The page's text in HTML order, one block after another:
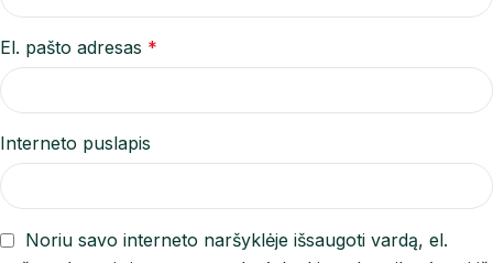
El. pašto adresas *
Interneto puslapis
Noriu savo interneto naršyklėje išsaugoti vardą, el.